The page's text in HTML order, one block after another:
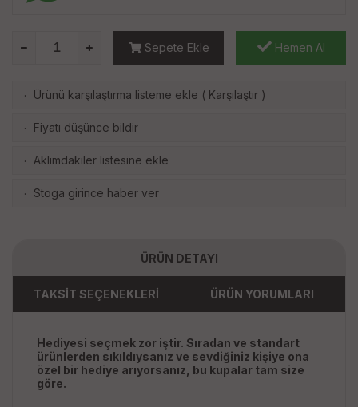
Sepete Ekle Hemen Al
· Ürünü karşılaştırma listeme ekle ( Karşılaştır )
· Fiyatı düşünce bildir
· Aklımdakiler listesine ekle
· Stoga girince haber ver
ÜRÜN DETAYI
TAKSİT SEÇENEKLERİ ÜRÜN YORUMLARI
Hediyesi seçmek zor iştir. Sıradan ve standart
ürünlerden sıkıldıysanız ve sevdiğiniz kişiye ona
özel bir hediye arıyorsanız, bu kupalar tam size
göre.